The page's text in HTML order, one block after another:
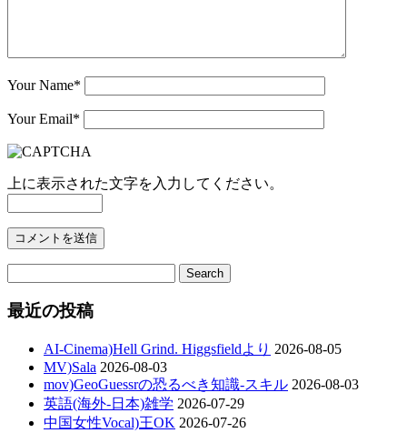
Your Name*
Your Email*
上に表示された文字を入力してください。
最近の投稿
AI-Cinema)Hell Grind. Higgsfieldより 2026-08-05
MV)Sala 2026-08-03
mov)GeoGuessrの恐るべき知識-スキル 2026-08-03
英語(海外-日本)雑学 2026-07-29
中国女性Vocal)王OK 2026-07-26